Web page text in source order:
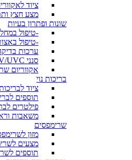
ציוד
מצע חצץ
שונות ופתרון בעיות
-טיפול
-טיפול
ערכות
סנני UV/UVC
אקווריום
בריכות נוי
ציוד
תוספים
פילטרים
משאבות
שרימפסים
מזון
מצעים
תוספים